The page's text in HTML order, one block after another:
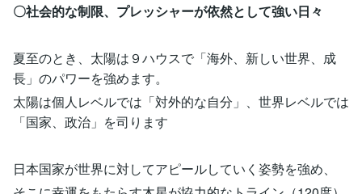
〇社会的な制限、プレッシャーが依然として強い日々
夏至のとき、太陽は９ハウスで「海外、新しい世界、成
長」のパワーを強めます。
太陽は個人レベルでは「対外的な自分」、世界レベルでは
「国家、政治」を司ります
日本国家が世界に対してアピールしていく姿勢を強め、